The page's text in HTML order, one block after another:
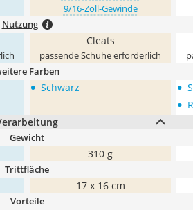
9/16-Zoll-Gewinde
Nutzung
Cleats
passende Schuhe erforderlich
Farben
• Schwarz •
•
Gewicht
310 g
Trittfläche
17 x 16 cm
Vorteile